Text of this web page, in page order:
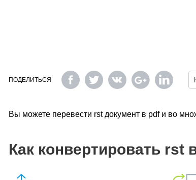
ПОДЕЛИТЬСЯ
Вы можете перевести rst документ в pdf и во
Как конвертировать rst